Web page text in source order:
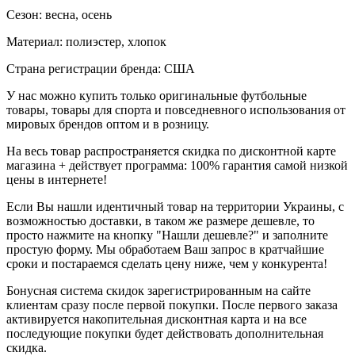
Сезон: весна, осень
Материал: полиэстер, хлопок
Страна регистрации бренда: США
У нас можно купить только оригинальные футбольные
товары, товары для спорта и повседневного использования от
мировых брендов оптом и в розницу.
На весь товар распространяется скидка по дисконтной карте
магазина + действует программа: 100% гарантия самой низкой
цены в интернете!
Если Вы нашли идентичный товар на территории Украины, с
возможностью доставки, в таком же размере дешевле, то
просто нажмите на кнопку "Нашли дешевле?" и заполните
простую форму. Мы обработаем Ваш запрос в кратчайшие
сроки и постараемся сделать цену ниже, чем у конкурента!
Бонусная система скидок зарегистрированным на сайте
клиентам сразу после первой покупки. После первого заказа
активируется накопительная дисконтная карта и на все
последующие покупки будет действовать дополнительная
скидка.